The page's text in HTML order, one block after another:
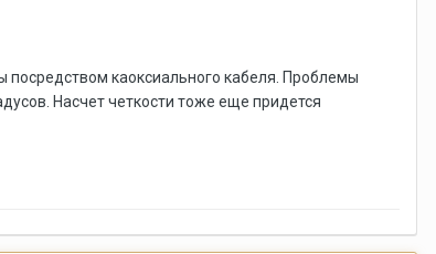
каоксиального кабеля. Проблемы
Насчет четкости тоже еще придется